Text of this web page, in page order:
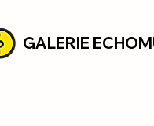
GALERIE